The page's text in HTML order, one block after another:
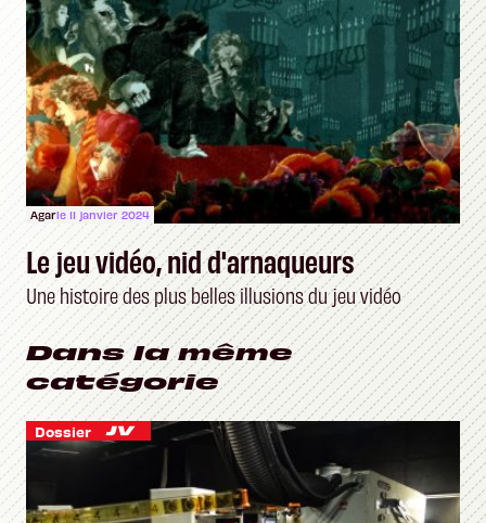
Agarle 11 janvier 2024
Le jeu vidéo, nid d'arnaqueurs
Une histoire des plus belles illusions du jeu vidéo
Dans la même
catégorie
Dossier